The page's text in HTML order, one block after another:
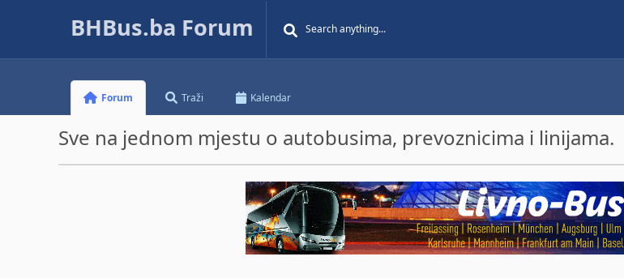
BHBus.ba Forum
Forum Traži Kalendar
Sve na jednom mjestu o autobusima, prevoznicima i linijama.